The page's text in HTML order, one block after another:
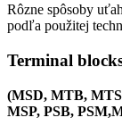
Rôzne spôsoby
podľa použitej
Terminal
(MSD, MTB,
MSP, PSB,